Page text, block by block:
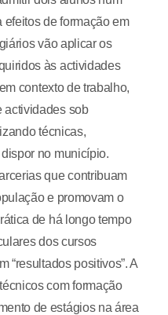
efeitos de formação em
vão aplicar os
às actividades
contexto de trabalho,
actividades sob
técnicas,
no município.
que contribuam
e promovam o
de há longo tempo
dos cursos
“resultados positivos”. A
com formação
de estágios na área